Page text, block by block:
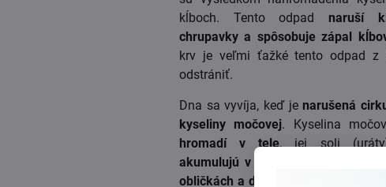
kĺboch. Tento odpad naruší
chrupavky a spôsobuje zápal
krv je veľmi ťažké tento odpad z
odstrániť.
Dna sa vyvíja, keď je narušená
kyseliny močovej. Kyselina
hromadí v tele, jej soli
akumulujú v kĺboch
obličkách a ďalších orgánoch